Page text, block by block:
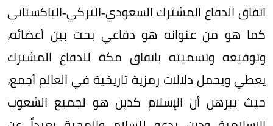
اتفاق الدفاع المشترك السعودي-التركي-الباكستاني
كما هو من عنوانه هو دفاعي بحت بين أعضائه،
وتوقيعه وتسميته باتفاق مكة للدفاع المشترك
يعطي ويحمل دلالات رمزية تاريخية في العالم أجمع،
حيث يبرهن أن الإسلام كدين هو لجميع الشعوب